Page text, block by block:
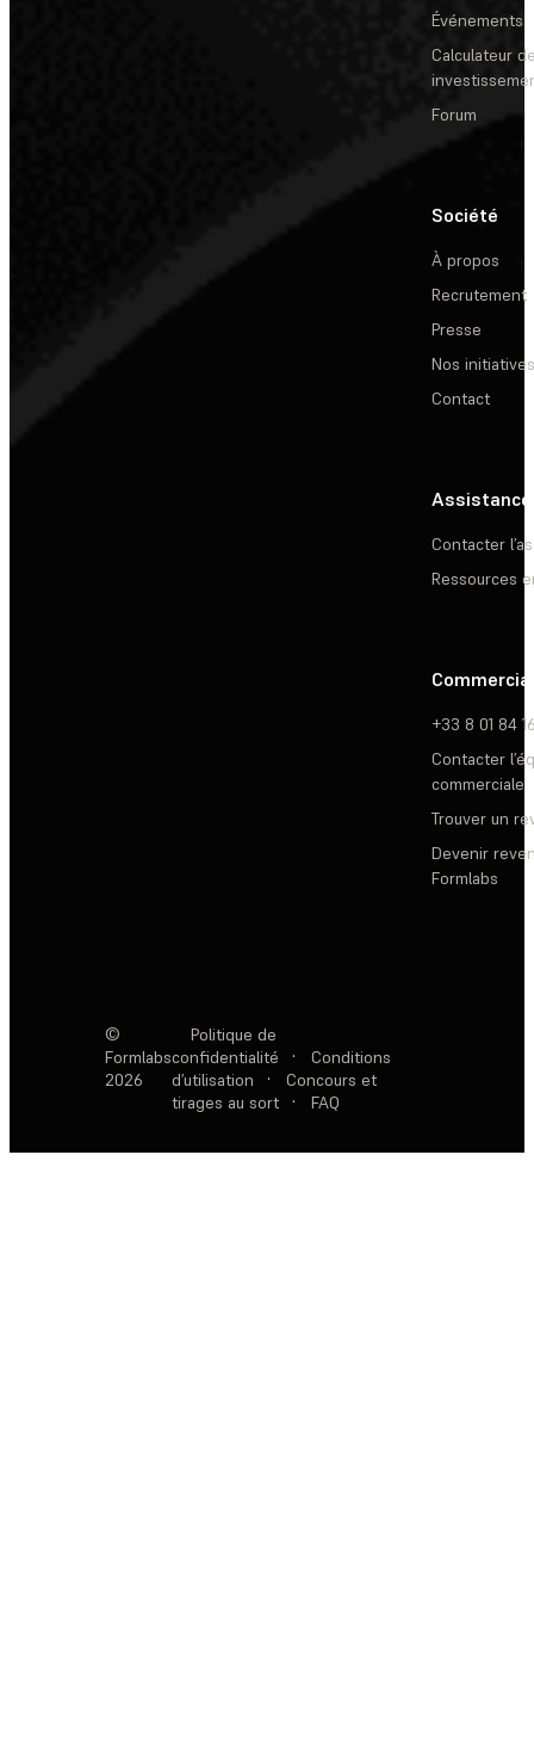
Événements
Calculateur
Forum
Société
À propos
Recrutement
Presse
Nos initiatives
Contact
Assistance
Contacter
Ressources
Commercial
+33 8 01 84
Contacter
commerciale
Trouver un
Devenir
Formlabs
©
Formlabs
2026
Politique de
confidentialité
·
Conditions
d’utilisation
·
Concours et
tirages au sort
· FAQ